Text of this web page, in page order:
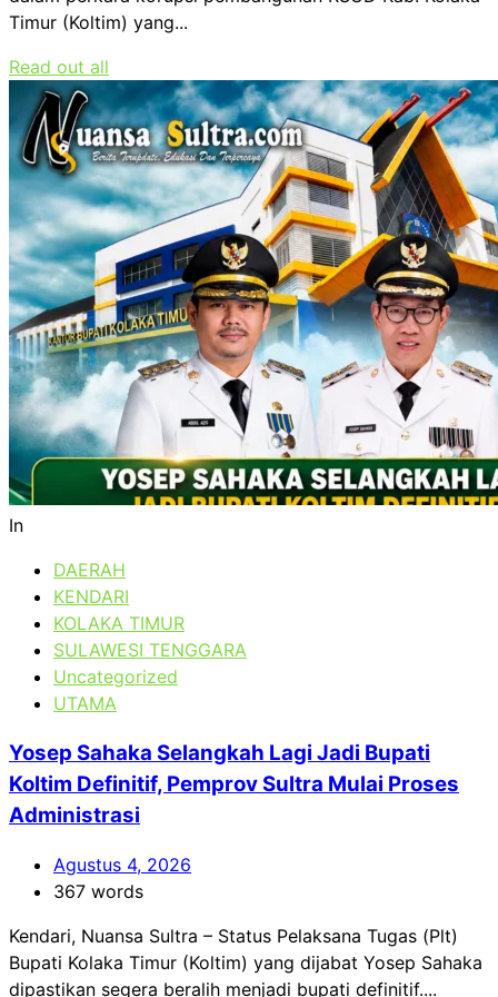
Timur (Koltim) yang...
Read out all
In
DAERAH
KENDARI
KOLAKA TIMUR
SULAWESI TENGGARA
Uncategorized
UTAMA
Yosep Sahaka Selangkah Lagi Jadi Bupati
Koltim Definitif, Pemprov Sultra Mulai Proses
Administrasi
Agustus 4, 2026
367 words
Kendari, Nuansa Sultra – Status Pelaksana Tugas (Plt)
Bupati Kolaka Timur (Koltim) yang dijabat Yosep Sahaka
dipastikan segera beralih menjadi bupati definitif....